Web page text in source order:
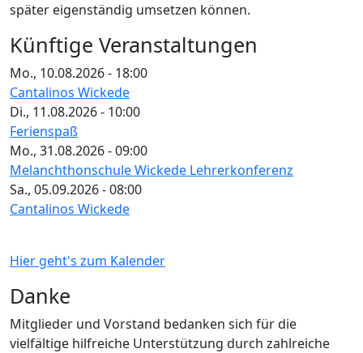
später eigenständig umsetzen können.
Künftige Veranstaltungen
Mo., 10.08.2026 - 18:00
Cantalinos Wickede
Di., 11.08.2026 - 10:00
Ferienspaß
Mo., 31.08.2026 - 09:00
Melanchthonschule Wickede Lehrerkonferenz
Sa., 05.09.2026 - 08:00
Cantalinos Wickede
Hier geht's zum Kalender
Danke
Mitglieder und Vorstand bedanken sich für die
vielfältige hilfreiche Unterstützung durch zahlreiche